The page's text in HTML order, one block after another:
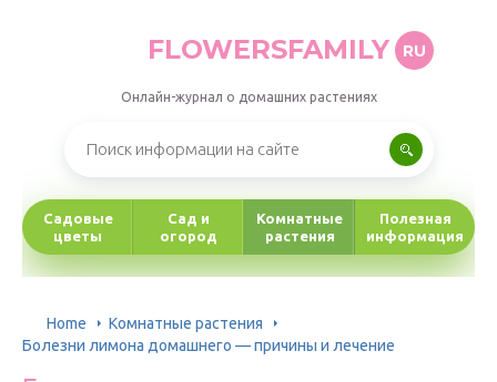
FLOWERSFAMILY RU
Онлайн-журнал о домашних растениях
Садовые
цветы
Сад и
огород
Комнатные
растения
Полезная
информация
Home
Комнатные растения
Болезни лимона домашнего — причины и лечение